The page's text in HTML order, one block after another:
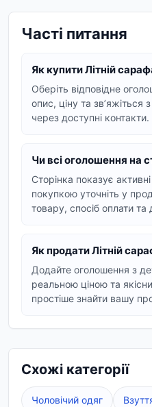
Фасон:Від вільних
розмаїтті.
резинкою на
бретелями
свій смак. Ніжний
романтичності, а
З чим носити літній
його сандалями,
солом'яний капелюх,
кардиган, допоможуть
стильно та почуватися
усього літа. Знайдіть
Часті питання
Як купити Літній
Оберіть відповідне
опис, ціну та
через доступні контакти.
Чи всі оголошення на
Сторінка показує
покупкою уточніть у
товару, спосіб оплати та
Як продати Літній
Додайте оголошення з
реальною ціною та
простіше знайти вашу
Схожі категорії
Чоловічий одяг